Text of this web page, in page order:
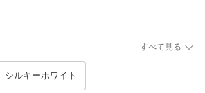
すべて見る
シルキーホワイト